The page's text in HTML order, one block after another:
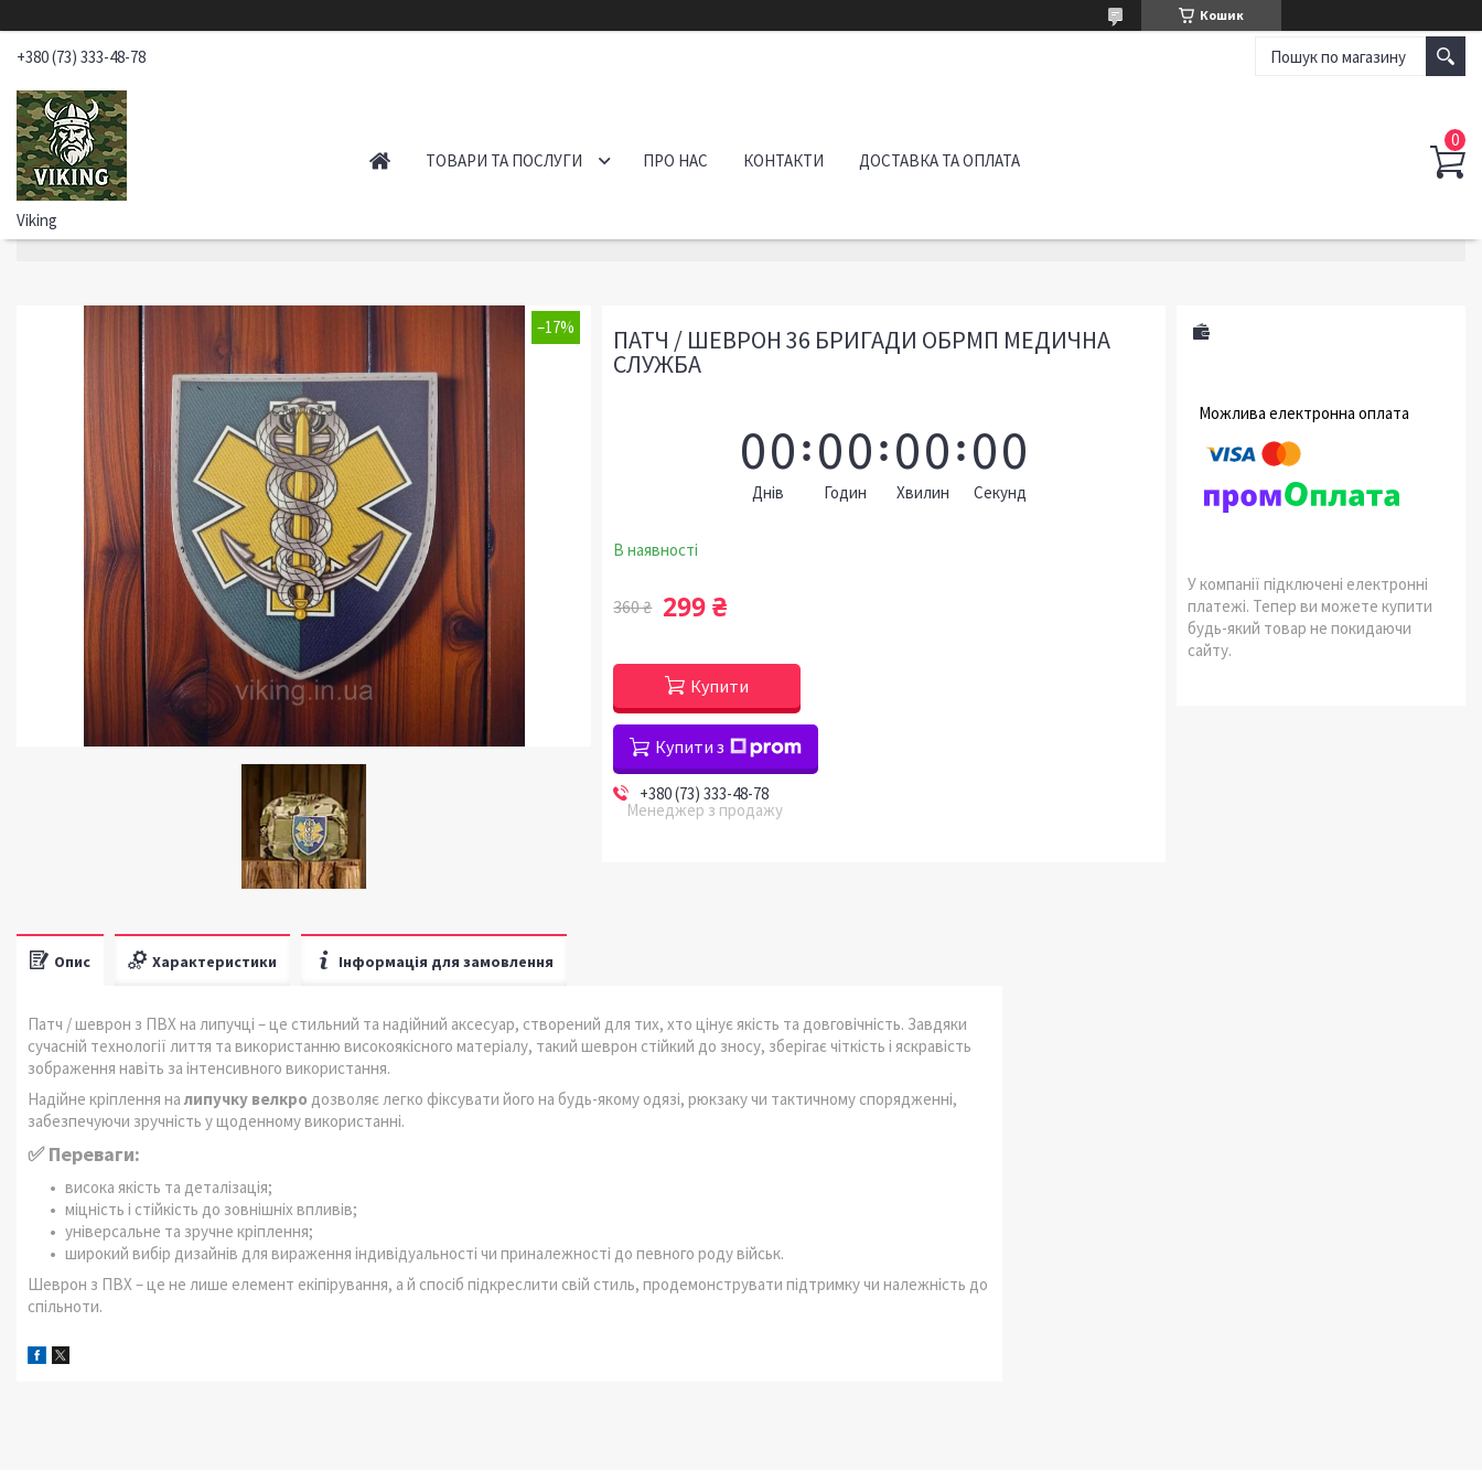
Кошик
+380 (73) 333-48-78
Viking
ТОВАРИ ТА ПОСЛУГИ ПРО НАС КОНТАКТИ ДОСТАВКА ТА ОПЛАТА
–17% ПАТЧ / ШЕВРОН 36 БРИГАДИ ОБРМП МЕДИЧНА
СЛУЖБА
00
Днів
00
Годин
00
Хвилин
00
Секунд
В наявності
360 ₴ 299 ₴
Купити
Купити з
+380 (73) 333-48-78
Менеджер з продажу
У компанії підключені електронні
платежі. Тепер ви можете купити
будь-який товар не покидаючи
сайту.
Опис Характеристики Інформація для замовлення
Патч / шеврон з ПВХ на липучці – це стильний та надійний аксесуар, створений для тих, хто цінує якість та довговічність. Завдяки
сучасній технології лиття та використанню високоякісного матеріалу, такий шеврон стійкий до зносу, зберігає чіткість і яскравість
зображення навіть за інтенсивного використання.
Надійне кріплення налипучку велкро дозволяє легко фіксувати його на будь-якому одязі, рюкзаку чи тактичному спорядженні,
забезпечуючи зручність у щоденному використанні.
✅ Переваги:
висока якість та деталізація;
міцність і стійкість до зовнішніх впливів;
універсальне та зручне кріплення;
широкий вибір дизайнів для вираження індивідуальності чи приналежності до певного роду військ.
Шеврон з ПВХ – це не лише елемент екіпірування, а й спосіб підкреслити свій стиль, продемонструвати підтримку чи належність до
спільноти.